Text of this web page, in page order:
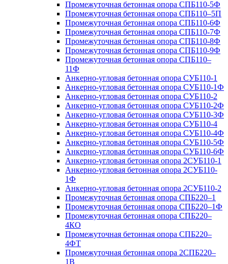
Промежуточная бетонная опора СПБ110-5Ф
Промежуточная бетонная опора СПБ110–5П
Промежуточная бетонная опора СПБ110-6Ф
Промежуточная бетонная опора СПБ110-7Ф
Промежуточная бетонная опора СПБ110-8Ф
Промежуточная бетонная опора СПБ110-9Ф
Промежуточная бетонная опора СПБ110–
11Ф
Анкерно-угловая бетонная опора СУБ110-1
Анкерно-угловая бетонная опора СУБ110-1Ф
Анкерно-угловая бетонная опора СУБ110-2
Анкерно-угловая бетонная опора СУБ110-2Ф
Анкерно-угловая бетонная опора СУБ110-3Ф
Анкерно-угловая бетонная опора СУБ110-4
Анкерно-угловая бетонная опора СУБ110-4Ф
Анкерно-угловая бетонная опора СУБ110-5Ф
Анкерно-угловая бетонная опора СУБ110-6Ф
Анкерно-угловая бетонная опора 2СУБ110-1
Анкерно-угловая бетонная опора 2СУБ110-
1Ф
Анкерно-угловая бетонная опора 2СУБ110-2
Промежуточная бетонная опора СПБ220–1
Промежуточная бетонная опора СПБ220–1Ф
Промежуточная бетонная опора СПБ220–
4КО
Промежуточная бетонная опора СПБ220–
4ФТ
Промежуточная бетонная опора 2СПБ220–
1В